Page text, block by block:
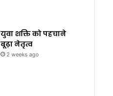
युवा शक्ति को पहचाने
बूढ़ा नेतृत्व
2 weeks ago